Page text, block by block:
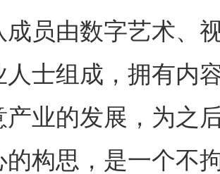
由数字艺术、视
人士组成，拥有内
产业的发展，为之
的构思，是一个不